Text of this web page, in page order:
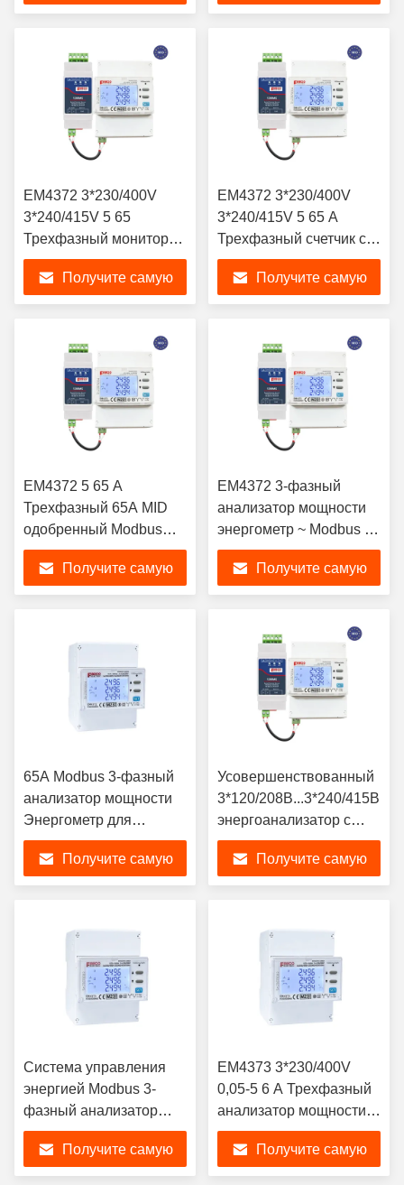
инвертора солнечной
анализатор качества
мощности THD
EM4372 3*230/400V
3*240/415V 5 65
Трехфазный монитор
солнечной энергии
Получите самую
EM4372 3*230/400V
3*240/415V 5 65 A
Трехфазный счетчик с
системой управления
энергией Modbus
Получите самую
EM4372 5 65 A
Трехфазный 65A MID
одобренный Modbus
KWH-метр для анализа
умной мощности
Получите самую
EM4372 3-фазный
анализатор мощности
энергометр ~ Modbus ~
MID одобрен
Получите самую
65A Modbus 3-фазный
анализатор мощности
Энергометр для
измерения диапазона
энергии 0-999999.99
Получите самую
Усовершенствованный
3*120/208В...3*240/415В
энергоанализатор с
Modbus RTU
Получите самую
Система управления
энергией Modbus 3-
фазный анализатор
мощности EM4373 CT
3*230/400V 0,05-5 6 A
Получите самую
EM4373 3*230/400V
0,05-5 6 A Трехфазный
анализатор мощности
цифровой дисплей
Получите самую